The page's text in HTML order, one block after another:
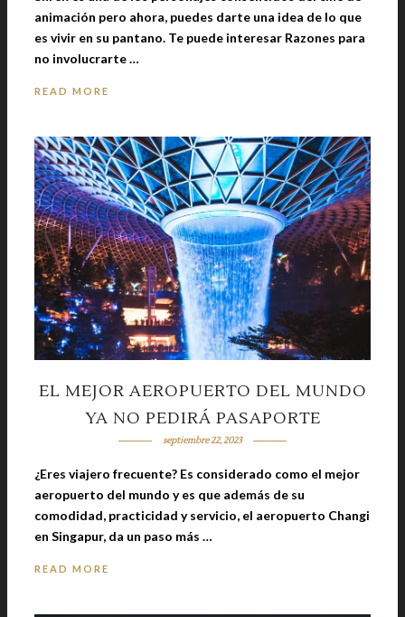
animación pero ahora, puedes darte una idea de lo que
es vivir en su pantano. Te puede interesar Razones para
no involucrarte …
READ MORE
EL MEJOR AEROPUERTO DEL MUNDO
YA NO PEDIRÁ PASAPORTE
septiembre 22, 2023
¿Eres viajero frecuente? Es considerado como el mejor
aeropuerto del mundo y es que además de su
comodidad, practicidad y servicio, el aeropuerto Changi
en Singapur, da un paso más …
READ MORE